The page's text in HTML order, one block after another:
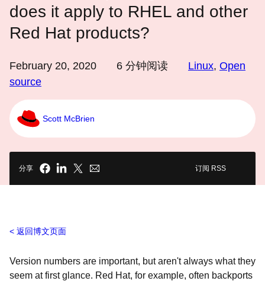
does it apply to RHEL and other
Red Hat products?
February 20, 2020 6 分钟阅读 Linux, Open
source
Scott McBrien
分享 订阅 RSS
返回博文页面
Version numbers are important, but aren't always what they
seem at first glance. Red Hat, for example, often backports